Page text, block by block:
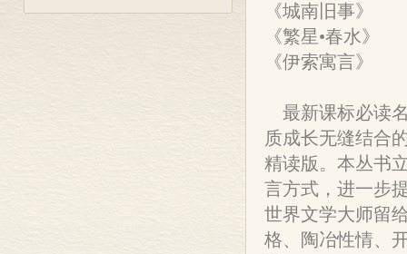
《城南旧事》
《繁星•春水》
《伊索寓言》
最新课标必读
质成长无缝结合
精读版。本丛书
言方式，进一步
世界文学大师留
格、陶冶性情、